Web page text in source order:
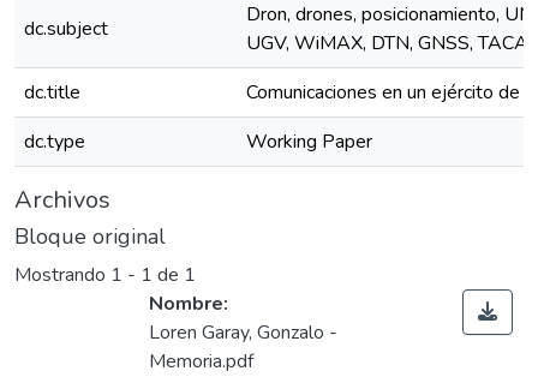
dc.subject
Dron, drones, posicionamiento,
UGV, WiMAX, DTN, GNSS,
dc.title
Comunicaciones en un ejército de
dc.type
Working Paper
Archivos
Bloque original
Mostrando 1 - 1 de 1
Nombre:
Loren Garay, Gonzalo -
Memoria.pdf